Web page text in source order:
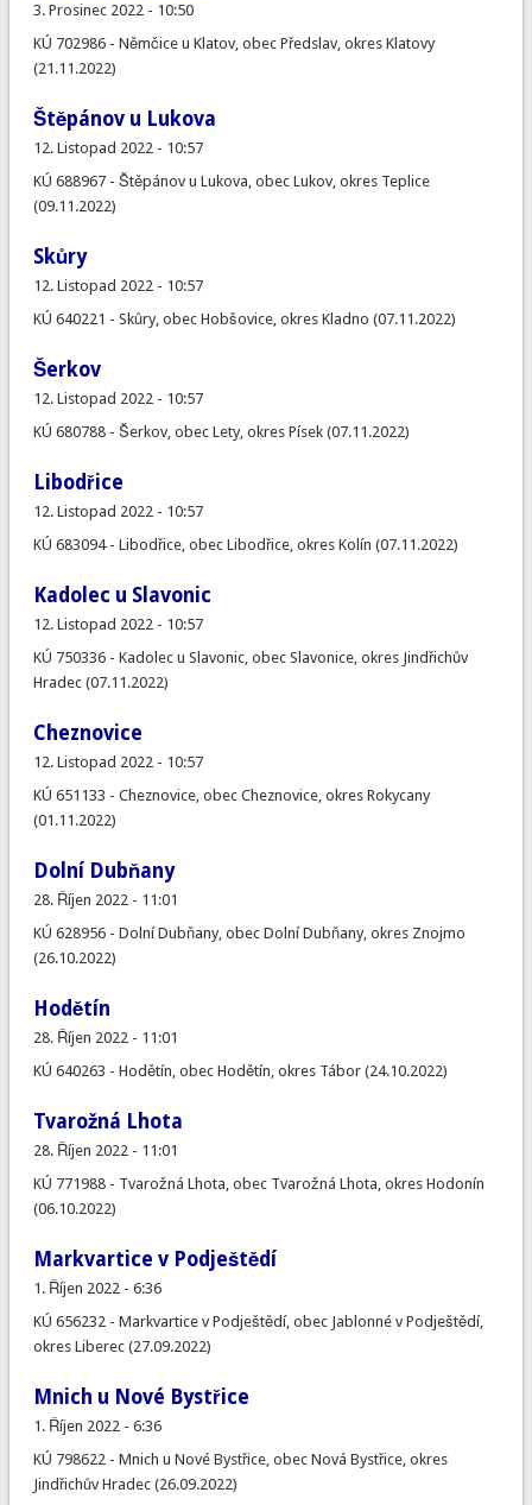
3. Prosinec 2022 - 10:50
KÚ 702986 - Němčice u Klatov, obec Předslav, okres Klatovy
(21.11.2022)
Štěpánov u Lukova
12. Listopad 2022 - 10:57
KÚ 688967 - Štěpánov u Lukova, obec Lukov, okres Teplice
(09.11.2022)
Skůry
12. Listopad 2022 - 10:57
KÚ 640221 - Skůry, obec Hobšovice, okres Kladno (07.11.2022)
Šerkov
12. Listopad 2022 - 10:57
KÚ 680788 - Šerkov, obec Lety, okres Písek (07.11.2022)
Libodřice
12. Listopad 2022 - 10:57
KÚ 683094 - Libodřice, obec Libodřice, okres Kolín (07.11.2022)
Kadolec u Slavonic
12. Listopad 2022 - 10:57
KÚ 750336 - Kadolec u Slavonic, obec Slavonice, okres Jindřichův
Hradec (07.11.2022)
Cheznovice
12. Listopad 2022 - 10:57
KÚ 651133 - Cheznovice, obec Cheznovice, okres Rokycany
(01.11.2022)
Dolní Dubňany
28. Říjen 2022 - 11:01
KÚ 628956 - Dolní Dubňany, obec Dolní Dubňany, okres Znojmo
(26.10.2022)
Hodětín
28. Říjen 2022 - 11:01
KÚ 640263 - Hodětín, obec Hodětín, okres Tábor (24.10.2022)
Tvarožná Lhota
28. Říjen 2022 - 11:01
KÚ 771988 - Tvarožná Lhota, obec Tvarožná Lhota, okres Hodonín
(06.10.2022)
Markvartice v Podještědí
1. Říjen 2022 - 6:36
KÚ 656232 - Markvartice v Podještědí, obec Jablonné v Podještědí,
okres Liberec (27.09.2022)
Mnich u Nové Bystřice
1. Říjen 2022 - 6:36
KÚ 798622 - Mnich u Nové Bystřice, obec Nová Bystřice, okres
Jindřichův Hradec (26.09.2022)